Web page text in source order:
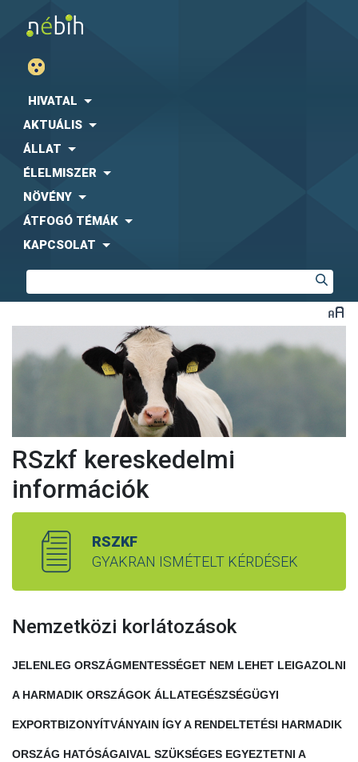
HIVATAL
AKTUÁLIS
ÁLLAT
ÉLELMISZER
NÖVÉNY
ÁTFOGÓ TÉMÁK
KAPCSOLAT
RSzkf kereskedelmi
információk
RSZKF
GYAKRAN ISMÉTELT KÉRDÉSEK
Nemzetközi korlátozások
JELENLEG ORSZÁGMENTESSÉGET NEM LEHET LEIGAZOLNI
A HARMADIK ORSZÁGOK ÁLLATEGÉSZSÉGÜGYI
EXPORTBIZONYÍTVÁNYAIN ÍGY A RENDELTETÉSI HARMADIK
ORSZÁG HATÓSÁGAIVAL SZÜKSÉGES EGYEZTETNI A